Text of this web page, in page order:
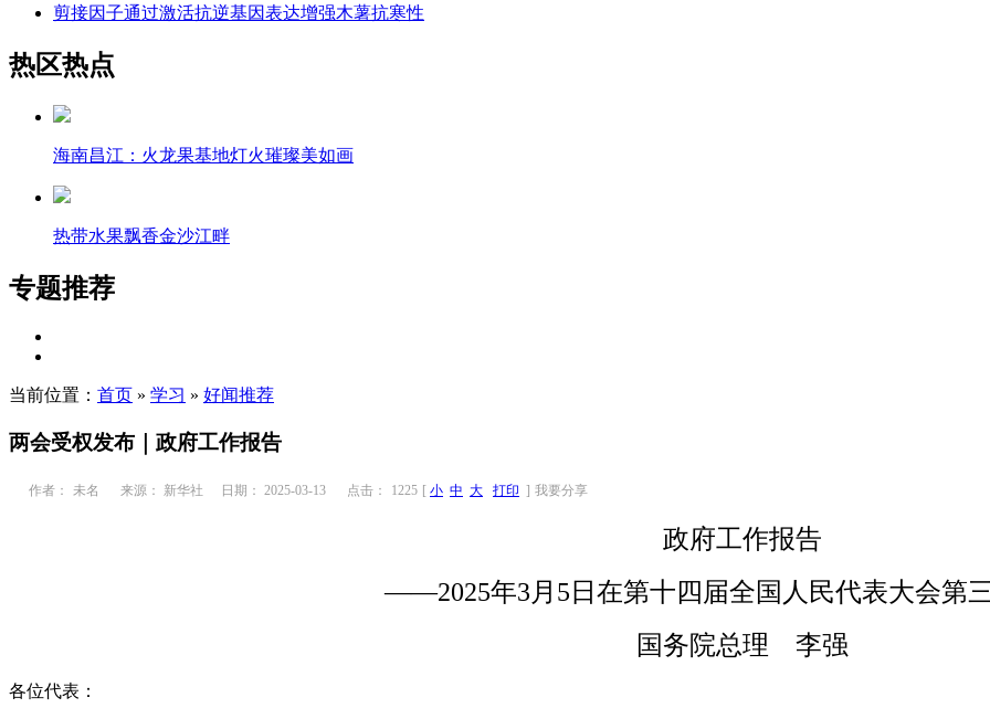
剪接因子通过激活抗逆基因表达增强木薯抗寒性
热区热点
海南昌江：火龙果基地灯火璀璨美如画
热带水果飘香金沙江畔
专题推荐
当前位置： 首页 » 学习 » 好闻推荐
两会受权发布｜政府工作报告
作者： 未名 来源： 新华社 日期： 2025-03-13 点击： 1225 [ 小 中 大 打印 ] 我要分享
政府工作报告
——2025年3月5日在第十四届全国人民代表大会第
国务院总理 李强
各位代表：